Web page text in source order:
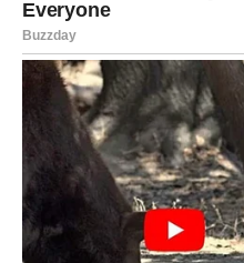
Ljubav vam vraća vjeru u
Neko pokazuje koliko mu
cijeni.
Karmička nagrada
Iskrene emocije i ljubavna